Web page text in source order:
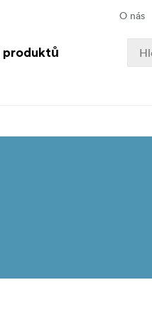
O nás
produktů